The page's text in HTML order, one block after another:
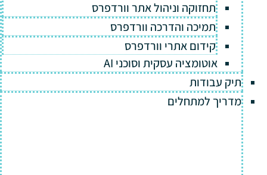
תחזוקה וניהול אתר וורדפרס
תמיכה והדרכה וורדפרס
קידום אתרי וורדפרס
אוטומציה עסקית וסוכני AI
תיק עבודות
מדריך למתחלים